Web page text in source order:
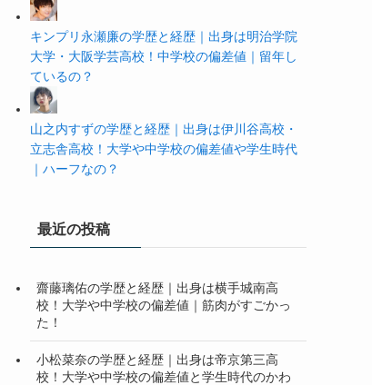
キンプリ永瀬廉の学歴と経歴｜出身は明治学院
大学・大阪学芸高校！中学校の偏差値｜留年し
ているの？
山之内すずの学歴と経歴｜出身は伊川谷高校・
立志舎高校！大学や中学校の偏差値や学生時代
｜ハーフなの？
最近の投稿
齋藤璃佑の学歴と経歴｜出身は横手城南高
校！大学や中学校の偏差値｜筋肉がすごかっ
た！
小松菜奈の学歴と経歴｜出身は帝京第三高
校！大学や中学校の偏差値と学生時代のかわ